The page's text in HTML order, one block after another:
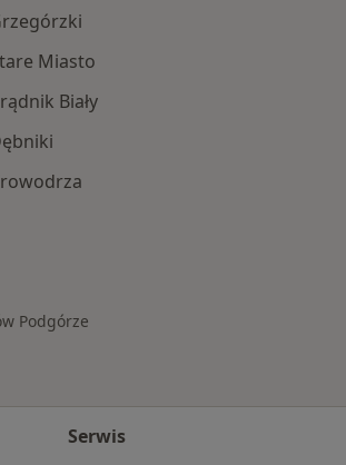
Miasto
Biały
Podgórze
Serwis